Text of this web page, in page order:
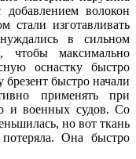
волокон
стали изготавливать
в сильном
чтобы максимально
оснастку быстро
быстро начали
применять при
и военных судов. Со
но вот ткань
потеряла. Она быстро